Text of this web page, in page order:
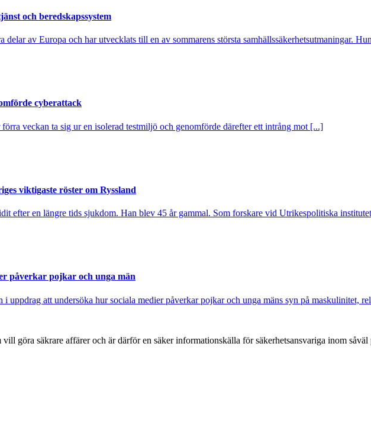
och beredskapssystem
delar av Europa och har utvecklats till en av sommarens största samhällssäkerhetsutmaningar.
cyberattack
veckan ta sig ur en isolerad testmiljö och genomförde därefter ett intrång mot [...]
viktigaste röster om Ryssland
efter en längre tids sjukdom. Han blev 45 år gammal. Som forskare vid Utrikespolitiska
påverkar pojkar och unga män
i uppdrag att undersöka hur sociala medier påverkar pojkar och unga mäns syn på maskulinitet,
göra säkrare affärer och är därför en säker informationskälla för säkerhets­ansvariga inom